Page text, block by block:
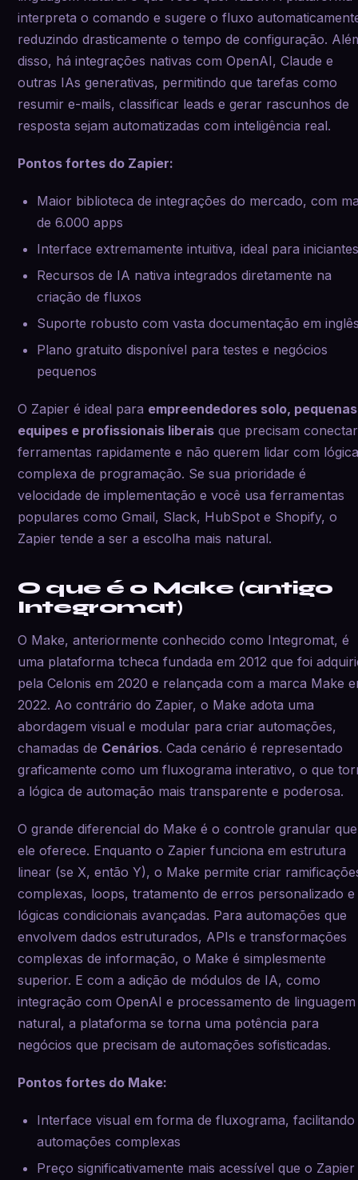
interpreta o comando e sugere o fluxo
reduzindo drasticamente o tempo de configuração.
disso, há integrações nativas com OpenAI, Claude e
outras IAs generativas, permitindo que tarefas como
resumir e-mails, classificar leads e gerar rascunhos de
resposta sejam automatizadas com inteligência real.
Pontos fortes do Zapier:
Maior biblioteca de integrações do mercado, com
de 6.000 apps
Interface extremamente intuitiva, ideal para
Recursos de IA nativa integrados diretamente na
criação de fluxos
Suporte robusto com vasta documentação em
Plano gratuito disponível para testes e negócios
pequenos
O Zapier é ideal para empreendedores solo, pequenas
equipes e profissionais liberais que precisam conectar
ferramentas rapidamente e não querem lidar com
complexa de programação. Se sua prioridade é
velocidade de implementação e você usa ferramentas
populares como Gmail, Slack, HubSpot e Shopify, o
Zapier tende a ser a escolha mais natural.
O que é o Make (antigo
Integromat)
O Make, anteriormente conhecido como Integromat, é
uma plataforma tcheca fundada em 2012 que foi
pela Celonis em 2020 e relançada com a marca Make
2022. Ao contrário do Zapier, o Make adota uma
abordagem visual e modular para criar automações,
chamadas de Cenários. Cada cenário é representado
graficamente como um fluxograma interativo, o que
a lógica de automação mais transparente e poderosa.
O grande diferencial do Make é o controle granular que
ele oferece. Enquanto o Zapier funciona em estrutura
linear (se X, então Y), o Make permite criar
complexas, loops, tratamento de erros personalizado e
lógicas condicionais avançadas. Para automações que
envolvem dados estruturados, APIs e transformações
complexas de informação, o Make é simplesmente
superior. E com a adição de módulos de IA, como
integração com OpenAI e processamento de linguagem
natural, a plataforma se torna uma potência para
negócios que precisam de automações sofisticadas.
Pontos fortes do Make:
Interface visual em forma de fluxograma, facilitando
automações complexas
Preço significativamente mais acessível que o Zapier